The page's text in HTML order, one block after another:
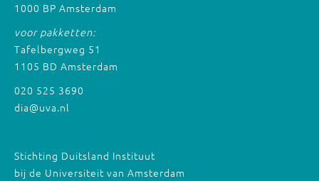
1000 BP Amsterdam
voor pakketten:
Tafelbergweg 51
1105 BD Amsterdam
020 525 3690
dia@uva.nl
Stichting Duitsland Instituut
bij de Universiteit van Amsterdam